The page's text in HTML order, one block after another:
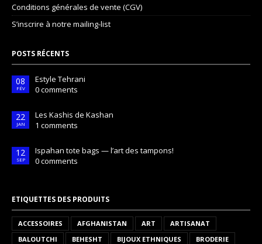
Conditions générales de vente (CGV)
S’inscrire à notre mailing-list
POSTS RÉCENTS
08
FÉV
Estyle Tehrani
0 comments
22
JAN
Les Kashis de Kashan
1 comments
12
SEP
Ispahan tote bags — l’art des tampons!
0 comments
ETIQUETTES DES PRODUITS
ACCESSOIRES AFGHANISTAN ART
ARTISANAT
BALOUTCHI
BEHESHT BIJOUX ETHNIQUES
BRODERIE